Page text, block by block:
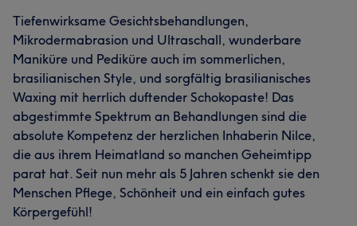
Tiefenwirksame Gesichtsbehandlungen,
Mikrodermabrasion und Ultraschall, wunderbare
Maniküre und Pediküre auch im sommerlichen,
brasilianischen Style, und sorgfältig brasilianisches
Waxing mit herrlich duftender Schokopaste! Das
abgestimmte Spektrum an Behandlungen sind die
absolute Kompetenz der herzlichen Inhaberin Nilce,
die aus ihrem Heimatland so manchen Geheimtipp
parat hat. Seit nun mehr als 5 Jahren schenkt sie den
Menschen Pflege, Schönheit und ein einfach gutes
Körpergefühl!